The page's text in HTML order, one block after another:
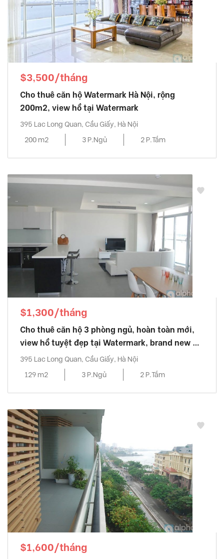
$3,500/tháng
Cho thuê căn hộ Watermark Hà Nội, rộng
200m2, view hồ tại Watermark
395 Lac Long Quan, Cầu Giấy, Hà Nội
200 m2
3 P.Ngủ 2 P.Tắm
$1,300/tháng
Cho thuê căn hộ 3 phòng ngủ, hoàn toàn mới,
view hồ tuyệt đẹp tại Watermark, brand new 03
bedroom
395 Lac Long Quan, Cầu Giấy, Hà Nội
129 m2
3 P.Ngủ 2 P.Tắm
$1,600/tháng